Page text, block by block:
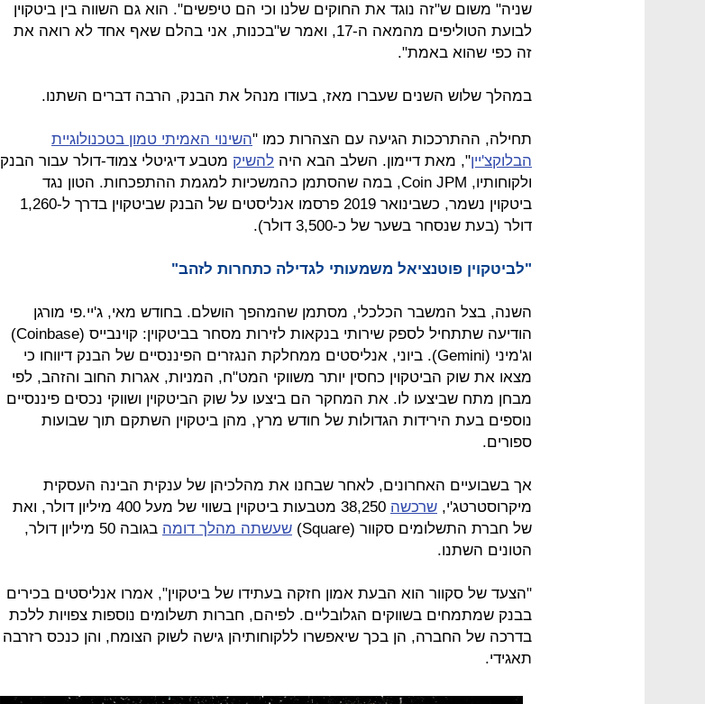
שניה" משום ש"זה נוגד את החוקים שלנו וכי הם טיפשים". הוא גם השווה בין ביטקוין
לבועת הטוליפים מהמאה ה-17, ואמר ש"בכנות, אני בהלם שאף אחד לא רואה את
זה כפי שהוא באמת".
במהלך שלוש השנים שעברו מאז, בעודו מנהל את הבנק, הרבה דברים השתנו.
תחילה, ההתרככות הגיעה עם הצהרות כמו "השינוי האמיתי טמון בטכנולוגיית
הבלוקצ'יין", מאת דיימון. השלב הבא היה להשיק מטבע דיגיטלי צמוד-דולר עבור הבנק
ולקוחותיו, Coin JPM, במה שהסתמן כהמשכיות למגמת ההתפכחות. הטון נגד
ביטקוין נשמר, כשבינואר 2019 פרסמו אנליסטים של הבנק שביטקוין בדרך ל-1,260
דולר (בעת שנסחר בשער של כ-3,500 דולר).
"לביטקוין פוטנציאל משמעותי לגדילה כתחרות לזהב"
השנה, בצל המשבר הכלכלי, מסתמן שהמהפך הושלם. בחודש מאי, ג'יי.פי מורגן
הודיעה שתתחיל לספק שירותי בנקאות לזירות מסחר בביטקוין: קוינבייס (Coinbase)
וג'מיני (Gemini). ביוני, אנליסטים ממחלקת הנגזרים הפיננסיים של הבנק דיווחו כי
מצאו את שוק הביטקוין כחסין יותר משווקי המט"ח, המניות, אגרות החוב והזהב, לפי
מבחן מתח שביצעו לו. את המחקר הם ביצעו על שוק הביטקוין ושווקי נכסים פיננסיים
נוספים בעת הירידות הגדולות של חודש מרץ, מהן ביטקוין השתקם תוך שבועות
ספורים.
אך בשבועיים האחרונים, לאחר שבחנו את מהלכיהן של ענקית הבינה העסקית
מיקרוסטרטג'י, שרכשה
38,250 מטבעות ביטקוין בשווי של מעל 400 מיליון דולר, ואת
של חברת התשלומים סקוור (Square)
שעשתה מהלך דומה
בגובה 50 מיליון דולר,
הטונים השתנו.
"הצעד של סקוור הוא הבעת אמון חזקה בעתידו של ביטקוין", אמרו אנליסטים בכירים
בבנק שמתמחים בשווקים הגלובליים. לפיהם, חברות תשלומים נוספות צפויות ללכת
בדרכה של החברה, הן בכך שיאפשרו ללקוחותיהן גישה לשוק הצומח, והן כנכס רזרבה
תאגידי.